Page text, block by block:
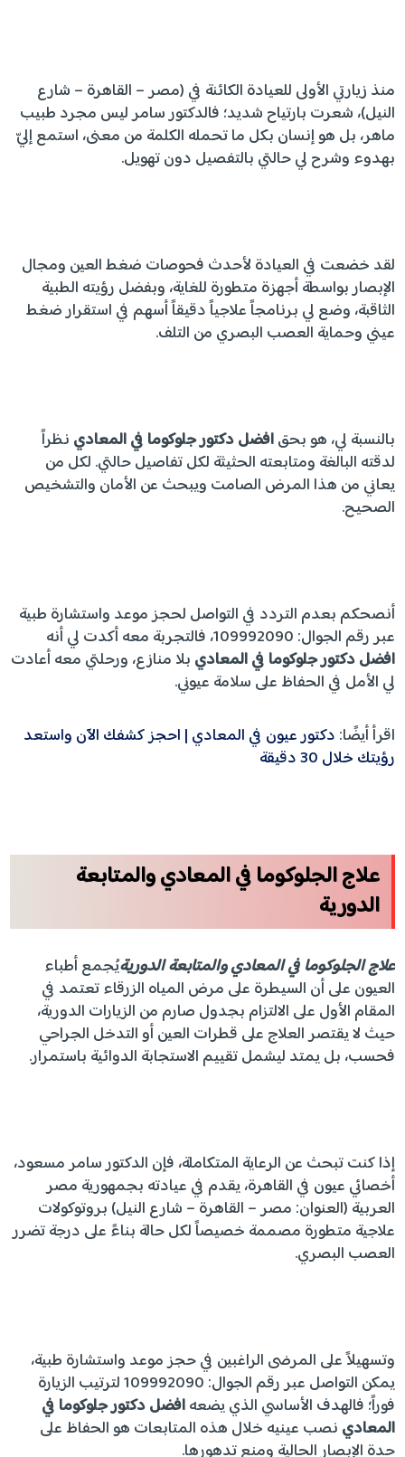
منذ زيارتي الأولى للعيادة الكائنة في (مصر – القاهرة – شارع
النيل)، شعرت بارتياح شديد؛ فالدكتور سامر ليس مجرد طبيب
ماهر، بل هو إنسان بكل ما تحمله الكلمة من معنى، استمع إليّ
بهدوء وشرح لي حالتي بالتفصيل دون تهويل.
لقد خضعت في العيادة لأحدث فحوصات ضغط العين ومجال
الإبصار بواسطة أجهزة متطورة للغاية، وبفضل رؤيته الطبية
الثاقبة، وضع لي برنامجاً علاجياً دقيقاً أسهم في استقرار ضغط
عيني وحماية العصب البصري من التلف.
بالنسبة لي، هو بحقافضل دكتور جلوكوما في المعادي نظراً
لدقته البالغة ومتابعته الحثيثة لكل تفاصيل حالتي. لكل من
يعاني من هذا المرض الصامت ويبحث عن الأمان والتشخيص
الصحيح.
أنصحكم بعدم التردد في التواصل لحجز موعد واستشارة طبية
عبر رقم الجوال: 109992090، فالتجربة معه أكدت لي أنه
افضل دكتور جلوكوما في المعادي بلا منازع، ورحلتي معه أعادت
لي الأمل في الحفاظ على سلامة عيوني.
اقرأ أيضًا: دكتور عيون في المعادي | احجز كشفك الآن واستعد
رؤيتك خلال 30 دقيقة
علاج الجلوكوما في المعادي والمتابعة
الدورية
علاج الجلوكوما في المعادي والمتابعة الدوريةيُجمع أطباء
العيون على أن السيطرة على مرض المياه الزرقاء تعتمد في
المقام الأول على الالتزام بجدول صارم من الزيارات الدورية،
حيث لا يقتصر العلاج على قطرات العين أو التدخل الجراحي
فحسب، بل يمتد ليشمل تقييم الاستجابة الدوائية باستمرار.
إذا كنت تبحث عن الرعاية المتكاملة، فإن الدكتور سامر مسعود،
أخصائي عيون في القاهرة، يقدم في عيادته بجمهورية مصر
العربية (العنوان: مصر – القاهرة – شارع النيل) بروتوكولات
علاجية متطورة مصممة خصيصاً لكل حالة بناءً على درجة تضرر
العصب البصري.
وتسهيلاً على المرضى الراغبين في حجز موعد واستشارة طبية،
يمكن التواصل عبر رقم الجوال: 109992090 لترتيب الزيارة
فوراً؛ فالهدف الأساسي الذي يضعهافضل دكتور جلوكوما في
المعادي نصب عينيه خلال هذه المتابعات هو الحفاظ على